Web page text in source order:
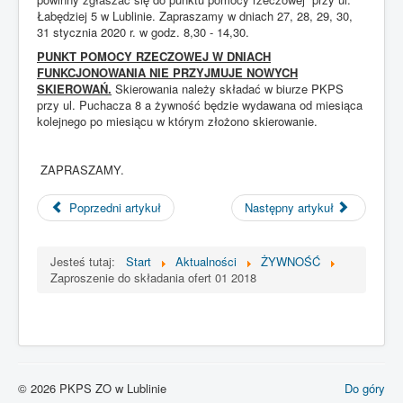
zachowań użytkowników, analiza tych statystyk jest anonimowa i
umożliwia dostosowanie zawartości i wyglądu serwisu do panujących
5. Serwis stosuje dwa zasadnicze rodzaje plików (cookies) - sesyjne i stałe.
Pliki sesyjne są tymczasowe, przechowuje się je do momentu opuszczenia
strony serwisu (poprzez wejście na inną stronę, wylogowanie lub wyłączenie
wynikający z ich ustawień.
6. Użytkownik może w każdej chwili dokonać zmiany ustawień swojej
przeglądarki, aby zablokować obsługę plików (cookies) lub każdorazowo
Należy pamiętać, że większość przeglądarek domyślnie jest ustawione na
akceptację zapisu plików (cookies)w urządzeniu końcowym.
współpracującym z nim reklamodawcą.
Łabędziej 5 w Lublinie. Zapraszamy w dniach 27, 28, 29, 30,
31 stycznia 2020 r. w godz. 8,30 - 14,30.
PUNKT POMOCY RZECZOWEJ W DNIACH
FUNKCJONOWANIA NIE PRZYJMUJE NOWYCH
SKIEROWAŃ. Skierowania należy składać w biurze PKPS
przy ul. Puchacza 8 a żywność będzie wydawana od miesiąca
kolejnego po miesiącu w którym złożono skierowanie.
ZAPRASZAMY.
Poprzedni artykuł Następny artykuł
Jesteś tutaj: Start Aktualności
ŻYWNOŚĆ
Zaproszenie do składania ofert 01 2018
Do góry
© 2026 PKPS ZO w Lublinie